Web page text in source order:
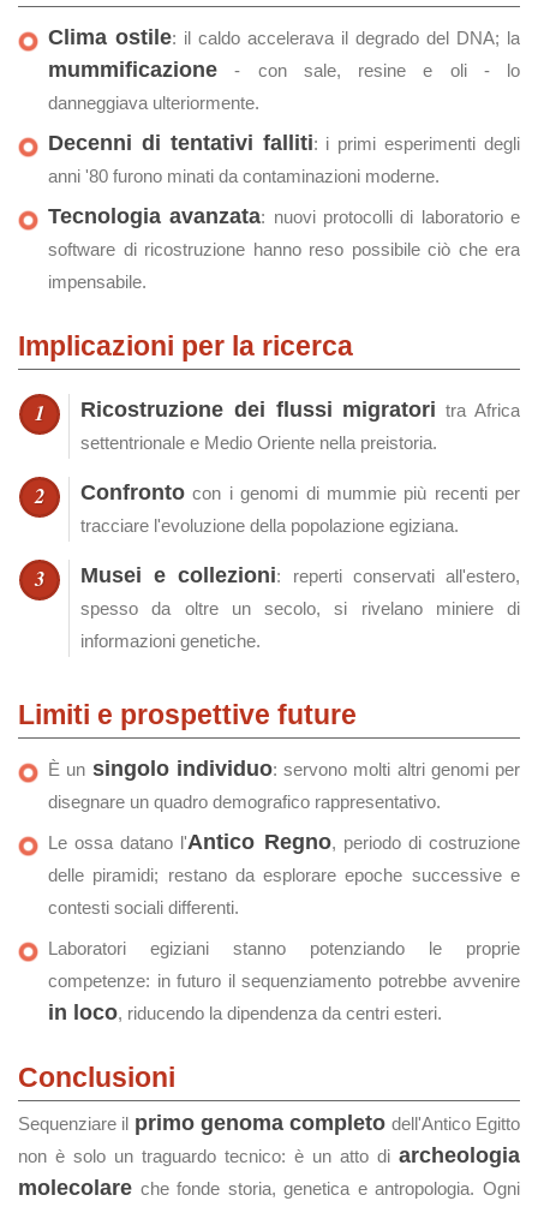
Clima ostile: il caldo accelerava il degrado del DNA; la
mummificazione - con sale, resine e oli - lo
danneggiava ulteriormente.
Decenni di tentativi falliti: i primi esperimenti degli
anni '80 furono minati da contaminazioni moderne.
Tecnologia avanzata: nuovi protocolli di laboratorio e
software di ricostruzione hanno reso possibile ciò che era
impensabile.
Implicazioni per la ricerca
Ricostruzione dei flussi migratori tra Africa
settentrionale e Medio Oriente nella preistoria.
Confronto con i genomi di mummie più recenti per
tracciare l'evoluzione della popolazione egiziana.
Musei e collezioni: reperti conservati all'estero,
spesso da oltre un secolo, si rivelano miniere di
informazioni genetiche.
Limiti e prospettive future
È un singolo individuo: servono molti altri genomi per
disegnare un quadro demografico rappresentativo.
Le ossa datano l'Antico Regno, periodo di costruzione
delle piramidi; restano da esplorare epoche successive e
contesti sociali differenti.
Laboratori egiziani stanno potenziando le proprie
competenze: in futuro il sequenziamento potrebbe avvenire
in loco, riducendo la dipendenza da centri esteri.
Conclusioni
Sequenziare il primo genoma completo dell'Antico Egitto
non è solo un traguardo tecnico: è un atto di archeologia
molecolare che fonde storia, genetica e antropologia. Ogni